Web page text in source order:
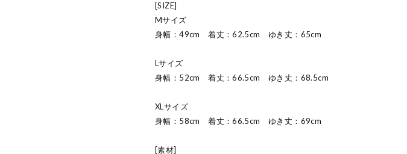
[SIZE]
Mサイズ
身幅：49cm 着丈：62.5cm ゆき丈：65cm
Lサイズ
身幅：52cm 着丈：66.5cm ゆき丈：68.5cm
XLサイズ
身幅：58cm 着丈：66.5cm ゆき丈：69cm
[素材]